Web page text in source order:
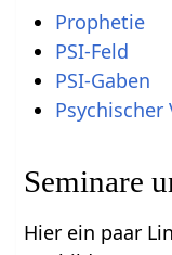
Prophetie
PSI-Feld
PSI-Gaben
Seminare
Hier ein paar